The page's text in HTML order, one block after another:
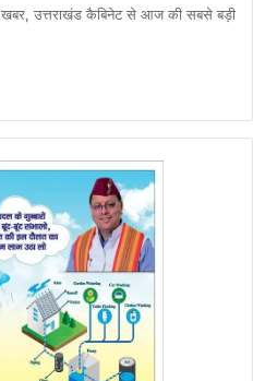
खबर, उत्तराखंड कैबिनेट से आज की सबसे बड़ी